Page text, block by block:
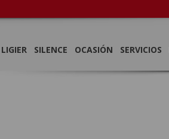
LIGIER SILENCE OCASIÓN SERVICIOS